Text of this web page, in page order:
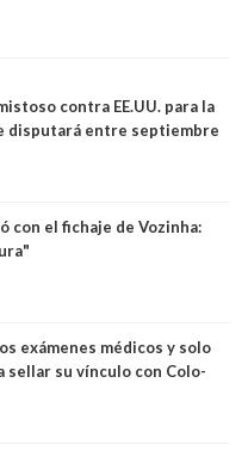
contra EE.UU. para la
disputará entre septiembre
con el fichaje de Vozinha:
exámenes médicos y solo
sellar su vínculo con Colo-